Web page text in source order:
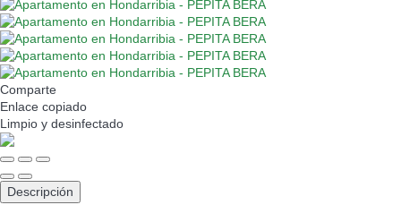
Comparte
Enlace copiado
Limpio y desinfectado
Descripción